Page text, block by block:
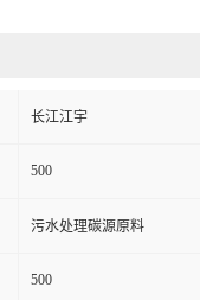
长江江宇
500
污水处理碳源原料
500